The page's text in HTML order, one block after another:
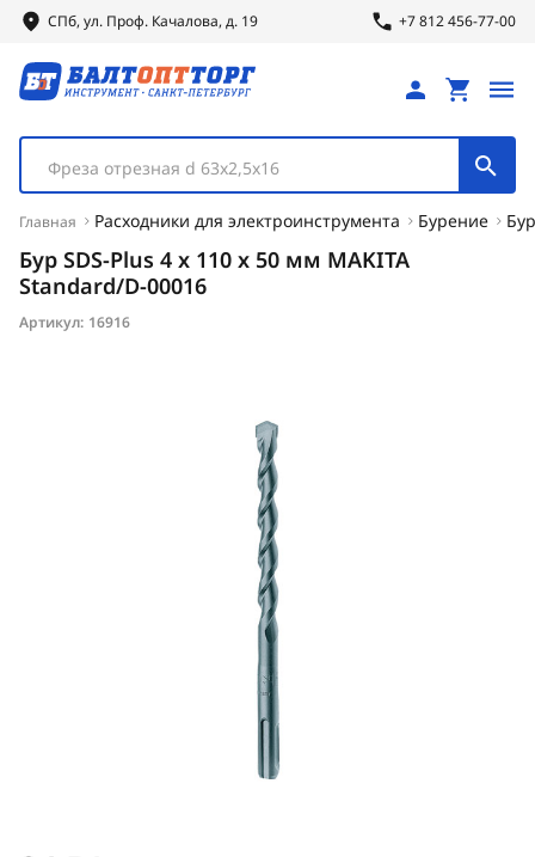
СПб, ул. Проф. Качалова, д. 19 +7 812 456-77-00
Фреза отрезная d 63х2,5х16
Главная Расходники для электроинструмента Бурение
Бур SDS-Plus 4 х 110 х 50 мм MAKITA
Standard/D-00016
Артикул: 16916